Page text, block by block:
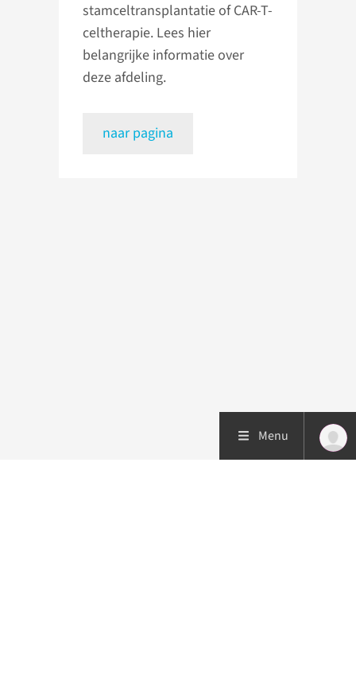
stamceltransplantatie of CAR-T-
celtherapie. Lees hier
belangrijke informatie over
deze afdeling.
naar pagina
Menu